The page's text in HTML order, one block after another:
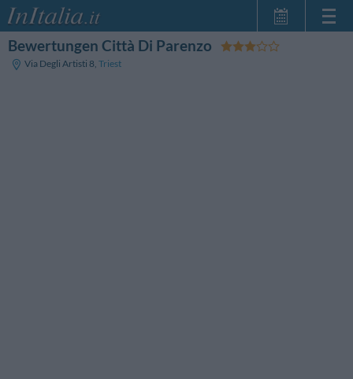
Startseite
Bewertungen Città Di Parenzo
Via Degli Artisti 8, Triest